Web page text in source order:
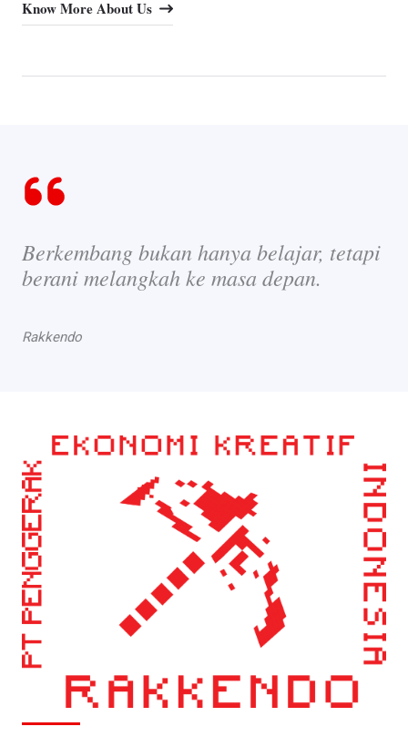
Know More About Us
Berkembang bukan hanya belajar, tetapi
berani melangkah ke masa depan.
Rakkendo